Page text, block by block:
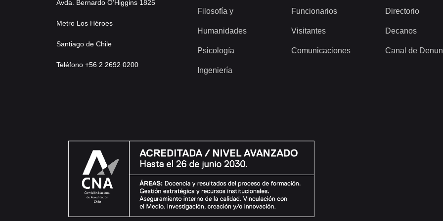
Avda. Bernardo O’Higgins 1825
Metro Los Héroes
Santiago de Chile
Teléfono +56 2 2692 0200
Filosofía y
Humanidades
Psicología
Ingeniería
Funcionarios
Visitantes
Comunicaciones
Directorio
Decanos
Canal de